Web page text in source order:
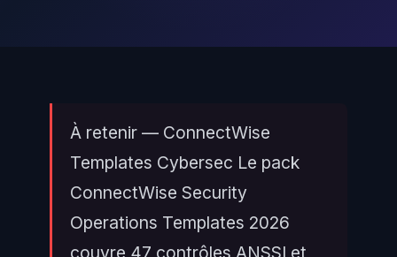
À retenir — ConnectWise
Templates Cybersec Le pack
ConnectWise Security
Operations Templates 2026
couvre 47 contrôles ANSSI et